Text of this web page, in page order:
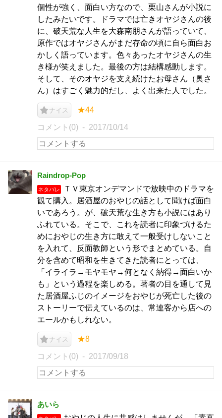
個性が強く、面白い方なので、栗山さんが小説に
したみたいです。ドラマでは亡きオヤジさんの後
に、破天荒な人生を大森南朋さんが語っていて、
原作ではオヤジさんがまだ存命の頃に自ら面白お
かしく語っています。色々あったオヤジさんの生
き様が笑えました。最後の方は結構感動します。
そして、そのオヤジを支え続けたお母さん（奥さ
ん）はすごく魅力的だし、よく出来た人でした。
ナイス ★44
コメント(0) 2017/10/14
Raindrop-Pop
ネタバレ
ＴＶ東京オンデマンドで放映中のドラマを
観て購入。居酒屋のおやじの話として聞けば面白
いであろう。が、破天荒な生き方も小説にはあり
ふれている。そこで、これを読者に印象づけるた
めにおやじの生き方に敢えて一般受けしないこと
を入れて、反面教師という形でまとめている。自
分を含めて昭和を生きてきた読者にとっては、
「イライラ→モヤモヤ→何となく納得→面白いか
も」という過程を楽しめる。著者の目を通して見
た居酒屋ふじのイメージをおやじが死亡した後の
ストーリーで伝えているのは、常連客から店への
エールかもしれない。
ナイス ★8
コメント(0) 2017/09/18
あいら